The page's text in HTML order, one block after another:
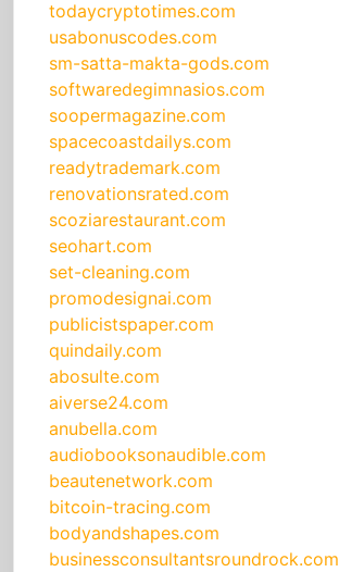
todaycryptotimes.com
usabonuscodes.com
sm-satta-makta-gods.com
softwaredegimnasios.com
soopermagazine.com
spacecoastdailys.com
readytrademark.com
renovationsrated.com
scoziarestaurant.com
seohart.com
set-cleaning.com
promodesignai.com
publicistspaper.com
quindaily.com
abosulte.com
aiverse24.com
anubella.com
audiobooksonaudible.com
beautenetwork.com
bitcoin-tracing.com
bodyandshapes.com
businessconsultantsroundrock.com